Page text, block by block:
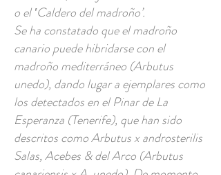
o el ‛Caldero del madroño’.
Se ha constatado que el madroño
canario puede hibridarse con el
madroño mediterráneo (Arbutus
unedo), dando lugar a ejemplares como
los detectados en el Pinar de La
Esperanza (Tenerife), que han sido
descritos como Arbutus x androsterilis
Salas, Acebes & del Arco (Arbutus